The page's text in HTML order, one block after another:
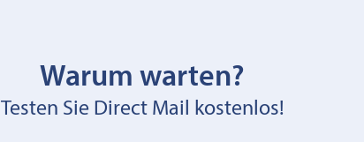
Warum warten?
Testen Sie Direct Mail kostenlos!